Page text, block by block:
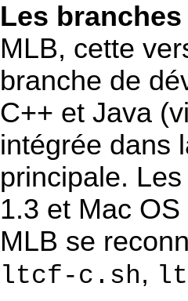
Les
MLB, cette
branche de
C++ et Java
intégrée dans
principale.
1.3 et Mac
MLB se
ltcf-c.sh,